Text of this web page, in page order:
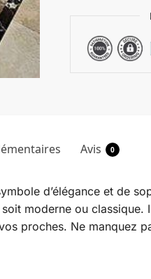
Avis 0
d’élégance et de
moderne ou
proches. Ne manquez